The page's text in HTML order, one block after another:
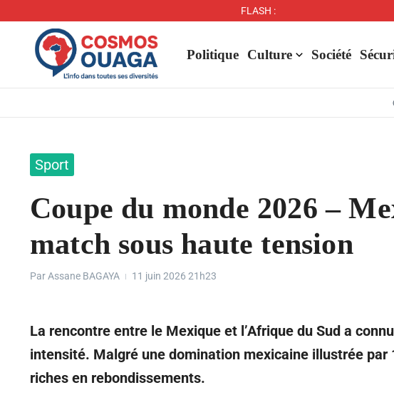
FLASH :
Mbappé entre
Politique Culture Société
Sport
Coupe du monde 2026 –
match sous haute tension
ParAssane BAGAYA 11 juin 2026 21h23
La rencontre entre le Mexique et l’Afrique du Sud a
intensité. Malgré une domination mexicaine illustrée
riches en rebondissements.